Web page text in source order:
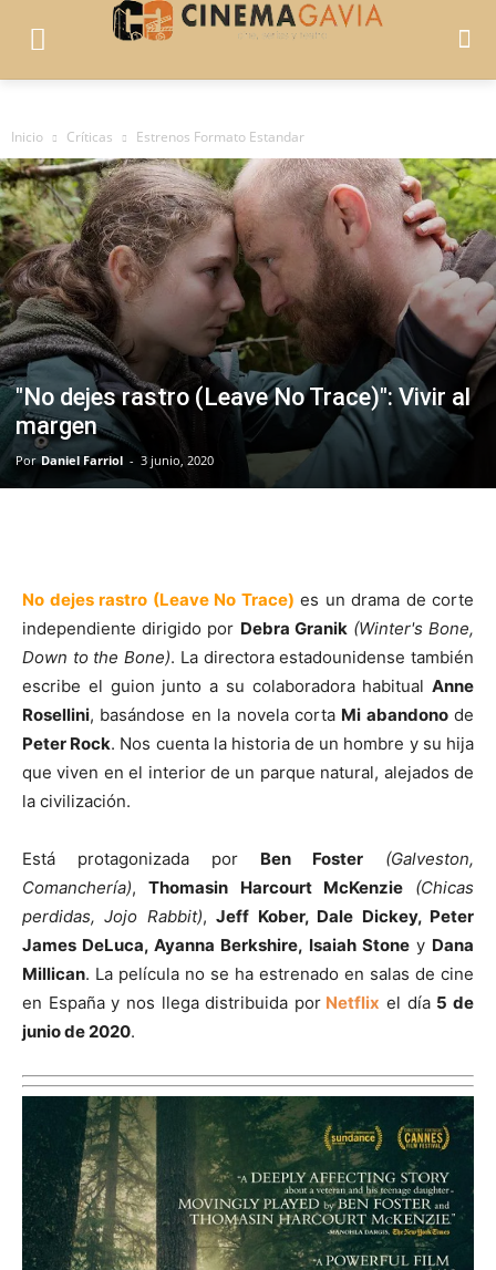
Inicio Críticas Estrenos Formato Estandar
"No dejes rastro (Leave No Trace)": Vivir al
margen
Por Daniel Farriol - 3 junio, 2020
No dejes rastro (Leave No Trace) es un drama de corte
independiente dirigido por Debra Granik (Winter's Bone,
Down to the Bone). La directora estadounidense también
escribe el guion junto a su colaboradora habitual Anne
Rosellini, basándose en la novela corta Mi abandonode
Peter Rock. Nos cuenta la historia de un hombre y su hija
que viven en el interior de un parque natural, alejados de
la civilización.
Está protagonizada por Ben Foster
(Galveston,
Comanchería),Thomasin Harcourt McKenzie
(Chicas
perdidas, Jojo Rabbit),Jeff Kober, Dale Dickey, Peter
James DeLuca, Ayanna Berkshire, Isaiah Stoney Dana
Millican. La película no se ha estrenado en salas de cine
en España y nos llega distribuida porNetflix el día 5 de
junio de 2020.